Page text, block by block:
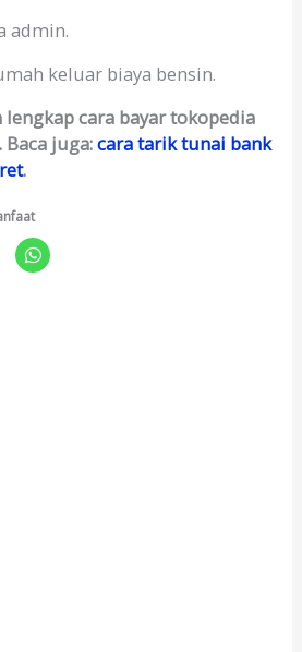
admin.
keluar biaya bensin.
cara bayar tokopedia
juga:cara tarik tunai bank
.